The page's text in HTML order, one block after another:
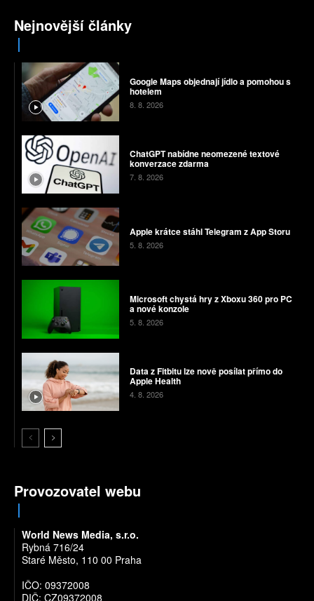
Nejnovější články
Google Maps objednají jídlo a pomohou s
hotelem
8. 8. 2026
ChatGPT nabídne neomezené textové
konverzace zdarma
7. 8. 2026
Apple krátce stáhl Telegram z App Storu
5. 8. 2026
Microsoft chystá hry z Xboxu 360 pro PC
a nové konzole
5. 8. 2026
Data z Fitbitu lze nově posílat přímo do
Apple Health
4. 8. 2026
Provozovatel webu
World News Media, s.r.o.
Rybná 716/24
Staré Město, 110 00 Praha
IČO: 09372008
DIČ: CZ09372008